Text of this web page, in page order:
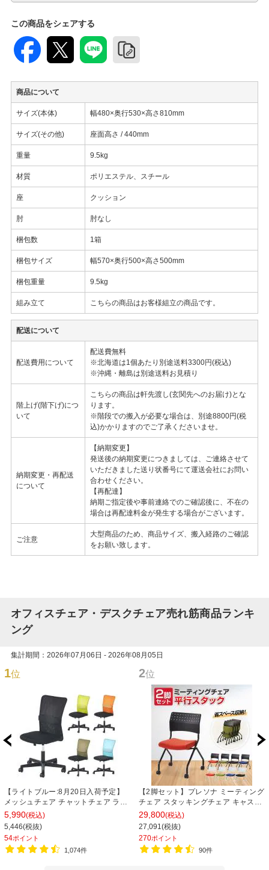
この商品をシェアする
商品について
サイズ(本体) 幅480×奥行530×高さ810mm
サイズ(その他) 座面高さ / 440mm
重量 9.5kg
材質 ポリエステル、スチール
座 クッション
肘 肘なし
梱包数 1箱
梱包サイズ 幅570×奥行500×高さ500mm
梱包重量 9.5kg
組み立て こちらの商品はお客様組立の商品です。
配送について
配送費用について
配送費無料
※北海道は1個あたり別途送料3300円(税込)
※沖縄・離島は別途送料お見積り
階上げ(階下げ)につ
いて
こちらの商品は軒先渡し(玄関先へのお届け)とな
ります。
※階段での搬入が必要な場合は、別途8800円(税
込)かかりますのでご了承くださいませ。
納期変更・再配送
について
【納期変更】
発送後の納期変更につきましては、ご連絡させて
いただきました送り状番号にて運送会社にお問い
合わせください。
【再配達】
納期ご指定後や事前連絡でのご確認後に、不在の
場合は再配達料金が発生する場合がございます。
ご注意
大型商品のため、商品サイズ、搬入経路のご確認
をお願い致します。
オフィスチェア・デスクチェア売れ筋商品ランキ
ング
集計期間：2026年07月06日 - 2026年08月05日
1位
【ライトブルー:8月20日入荷予定】
メッシュチェア チャットチェア ラン
バーサポート オフィスチェア デスク
チェア 会議椅子 幅580×奥行580×高
さ835-930mm
5,990(税込)
5,446(税抜)
54ポイント
1,074件
2位
【2脚セット】プレソナ ミーティング
チェア スタッキングチェア キャスタ
ー付き 座面クッション 幅570×奥行
565×高さ805mm 会議室 収納 法人
大人数 重ねる 会議用椅子 会議用チェ
ア
29,800(税込)
27,091(税抜)
270ポイント
90件